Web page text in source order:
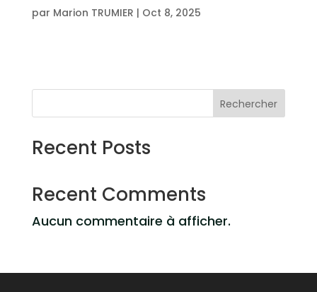
par Marion TRUMIER | Oct 8, 2025
Rechercher
Recent Posts
Recent Comments
Aucun commentaire à afficher.